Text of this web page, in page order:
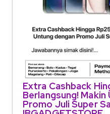
Extra Cashback
Berlangsung! Makin
Promo Juli Super